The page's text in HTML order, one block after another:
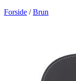
Forside /Brun